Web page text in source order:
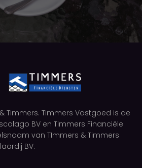
Timmers. Timmers Vastgoed is de
BV en Timmers Financiële
van TImmers & Timmers
BV.